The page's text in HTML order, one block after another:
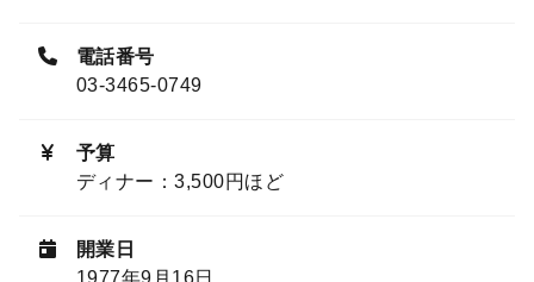
電話番号
03-3465-0749
予算
ディナー：3,500円ほど
開業日
1977年9月16日